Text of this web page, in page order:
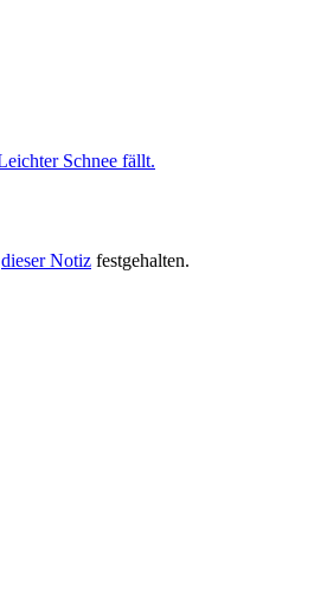
dieser Notiz festgehalten.